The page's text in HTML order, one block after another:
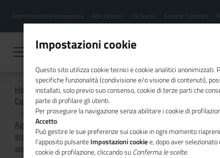
contenuto
Menu
hamburgher
Amministrazione trasparente Albo fornitori Chi Siamo Sistema Camerale
Home
Comunicazione istituzionale per il sistema camerale
Agenda
#iopensopositivo, ottavo live show su "Il
sovraindebitamento: conoscere per evitare disavventure"
Impostazioni cookie
Questo sito utilizza cookie tecnici e cookie analitici anonimizzati.
specifiche funzionalità (condivisione e/o visione di contenuti),
installati, solo previo suo consenso, cookie di terze parti che
parte di profilare gli utenti.
Per proseguire la navigazione senza abilitare i cookie di
Accetto.
Può gestire le sue preferenze sui cookie in ogni momento
l'apposito pulsanteImpostazioni cookiee, dopo aver
cookie di profilazione, cliccando suConferma le scelte.